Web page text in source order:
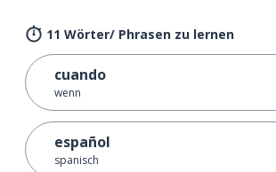
11 Wörter/ Phrasen zu lernen
cuando
wenn
español
spanisch